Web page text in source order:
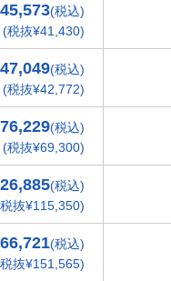
(税込)
(税抜¥41,430)
(税込)
(税抜¥42,772)
(税込)
(税抜¥69,300)
(税込)
抜¥115,350)
(税込)
抜¥151,565)